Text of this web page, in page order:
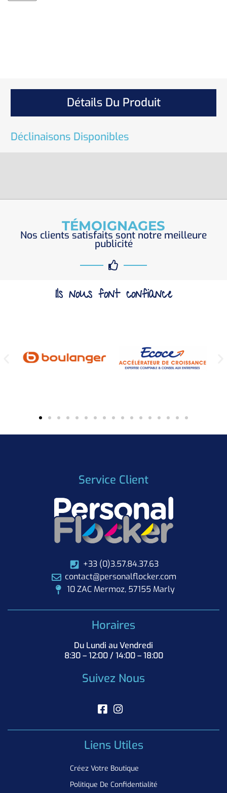
Détails Du Produit
Déclinaisons Disponibles
TÉMOIGNAGES
Nos clients satisfaits sont notre meilleure
publicité
Ils nous font confiance
Service Client
+33 (0)3.57.84.37.63
contact@personalflocker.com
10 ZAC Mermoz, 57155 Marly
Horaires
Du Lundi au Vendredi
8:30 – 12:00 / 14:00 – 18:00
Suivez Nous
Liens Utiles
Créez Votre Boutique
Politique De Confidentialité